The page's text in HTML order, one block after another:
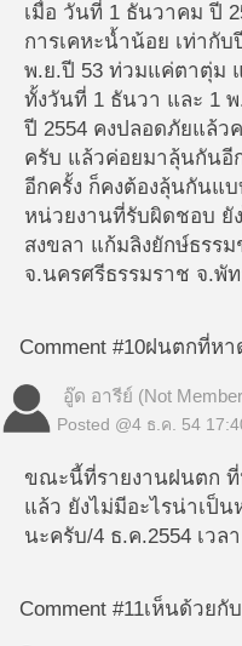
เมื่อ วันที่ 1 ธันวาคม ปี
การเคหะน้ำน้อย เท่ากั
พ.ย.ปี 53 ท่วมแค่ตาตุ่ม
ทั้งวันที่ 1 ธันวา และ 1
ปี 2554 คงปลอดภัยแล้ว
ครับ แล้วค่อยมาลุ้นกันอี
อีกครั้ง ก็คงต้องลุ้นกันแ
หน่วยงานที่รับผิดชอบ ยั
สงขลา แก้มลิงยักษ์ธรร
จ.นครศรีธรรมราช จ.พั
Comment #10ฝนตกที่หา
อู๊ด อารีย์ (Not
Posted @4 ธ.ค. 54
ขณะนี้ที่รายงานฝนตก
แล้ว ยังไม่มีอะไรน่าเป็
นะครับ/4 ธ.ค.2554 เวล
Comment #11เห็นด้วยกั